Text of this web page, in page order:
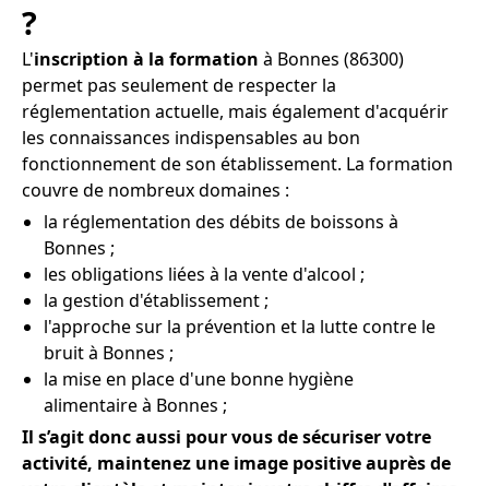
?
L'inscription à la formation à Bonnes (86300)
permet pas seulement de respecter la
réglementation actuelle, mais également d'acquérir
les connaissances indispensables au bon
fonctionnement de son établissement. La formation
couvre de nombreux domaines :
la réglementation des débits de boissons à
Bonnes ;
les obligations liées à la vente d'alcool ;
la gestion d'établissement ;
l'approche sur la prévention et la lutte contre le
bruit à Bonnes ;
la mise en place d'une bonne hygiène
alimentaire à Bonnes ;
Il s’agit donc aussi pour vous de sécuriser votre
activité, maintenez une image positive auprès de